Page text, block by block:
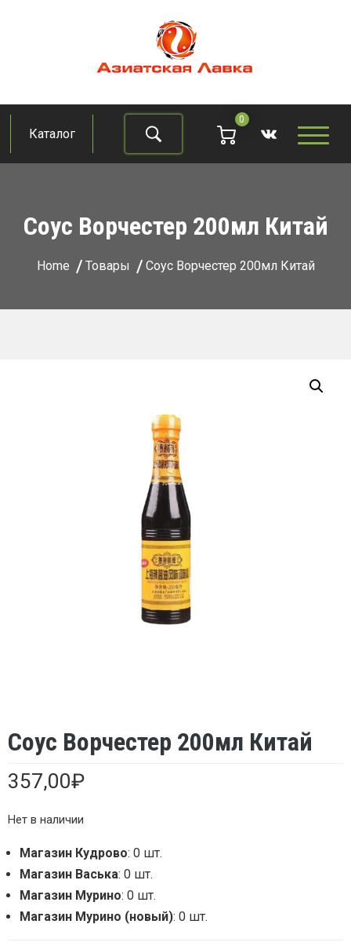
Азиатская лавка
Продукты из восточно-азиатских стран
Каталог
0
Соус Ворчестер 200мл Китай
Home Товары Соус Ворчестер 200мл Китай
Соус Ворчестер 200мл Китай
357,00₽
Нет в наличии
Магазин Кудрово: 0 шт.
Магазин Васька: 0 шт.
Магазин Мурино: 0 шт.
Магазин Мурино (новый): 0 шт.